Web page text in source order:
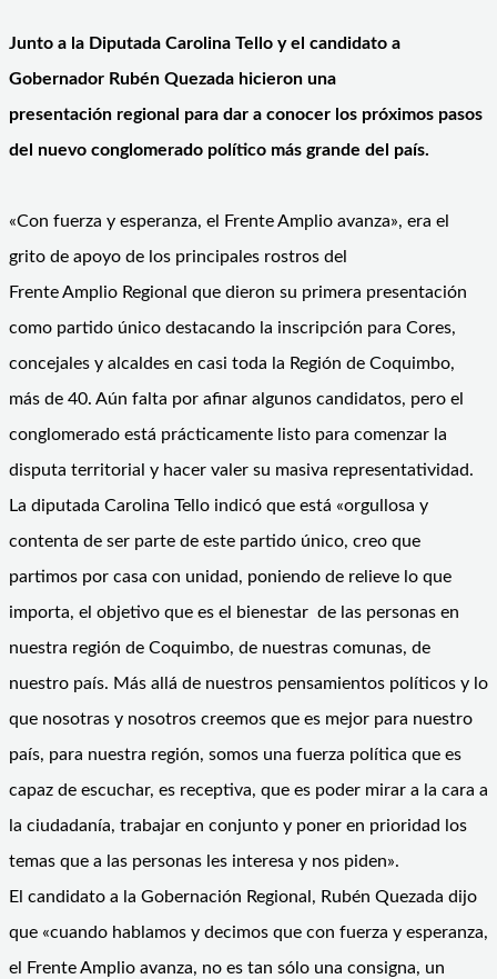
Junto a la Diputada Carolina Tello y el candidato a
Gobernador Rubén Quezada hicieron una
presentación regional para dar a conocer los próximos pasos
del nuevo conglomerado político más grande del país.
«Con fuerza y esperanza, el Frente Amplio avanza», era el
grito de apoyo de los principales rostros del
Frente Amplio Regional que dieron su primera presentación
como partido único destacando la inscripción para Cores,
concejales y alcaldes en casi toda la Región de Coquimbo,
más de 40. Aún falta por afinar algunos candidatos, pero el
conglomerado está prácticamente listo para comenzar la
disputa territorial y hacer valer su masiva representatividad.
La diputada Carolina Tello indicó que está «orgullosa y
contenta de ser parte de este partido único, creo que
partimos por casa con unidad, poniendo de relieve lo que
importa, el objetivo que es el bienestar de las personas en
nuestra región de Coquimbo, de nuestras comunas, de
nuestro país. Más allá de nuestros pensamientos políticos y lo
que nosotras y nosotros creemos que es mejor para nuestro
país, para nuestra región, somos una fuerza política que es
capaz de escuchar, es receptiva, que es poder mirar a la cara a
la ciudadanía, trabajar en conjunto y poner en prioridad los
temas que a las personas les interesa y nos piden».
El candidato a la Gobernación Regional, Rubén Quezada dijo
que «cuando hablamos y decimos que con fuerza y esperanza,
el Frente Amplio avanza, no es tan sólo una consigna, un